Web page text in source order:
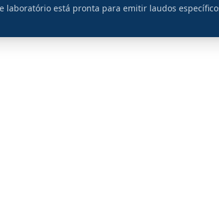
laboratório está pronta para emitir laudos